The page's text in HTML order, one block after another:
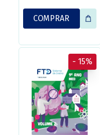
COMPRAR
- 15%